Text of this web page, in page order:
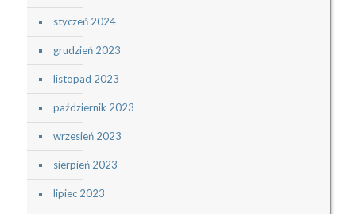
styczeń 2024
grudzień 2023
listopad 2023
październik 2023
wrzesień 2023
sierpień 2023
lipiec 2023